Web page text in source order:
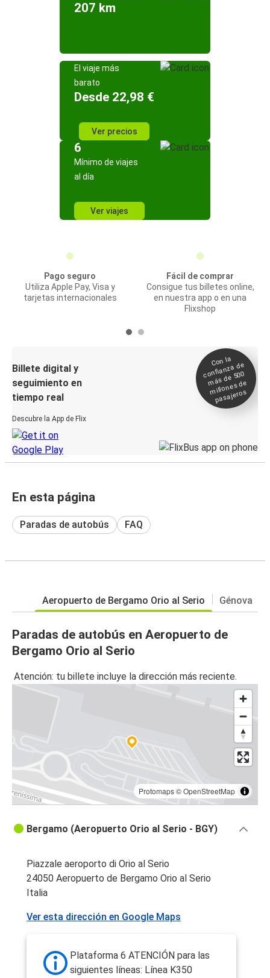
207 km
El viaje más
barato
Desde 22,98 €
Ver precios
6
Mínimo de viajes
al día
Ver viajes
Pago seguro
Utiliza Apple Pay, Visa y
tarjetas internacionales
Fácil de comprar
Consigue tus billetes online,
en nuestra app o en una
Flixshop
Billete digital y
seguimiento en
tiempo real
Descubre la App de Flix
Con la
confianza de
más de 500
millones de
pasajeros
En esta página
Paradas de autobús FAQ
Aeropuerto de Bergamo Orio al Serio Génova
Paradas de autobús en Aeropuerto de
Bergamo Orio al Serio
Atención: tu billete incluye la dirección más reciente.
Protomaps©OpenStreetMap
Bergamo (Aeropuerto Orio al Serio - BGY)
Piazzale aeroporto di Orio al Serio
24050 Aeropuerto de Bergamo Orio al Serio
Italia
Ver esta dirección en Google Maps
Plataforma 6 ATENCIÓN para las
siguientes líneas: Línea K350